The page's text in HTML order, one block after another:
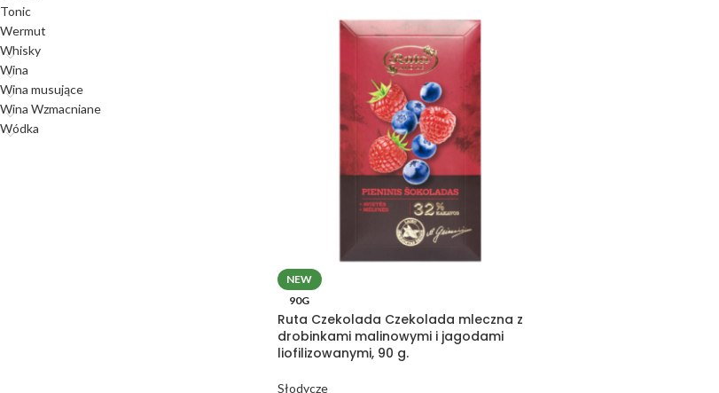
Tonic
Wermut
Whisky
Wina
Wina musujące
Wina Wzmacniane
Wódka
NEW
90G
Ruta Czekolada Czekolada mleczna z
drobinkami malinowymi i jagodami
liofilizowanymi, 90 g.
Słodycze